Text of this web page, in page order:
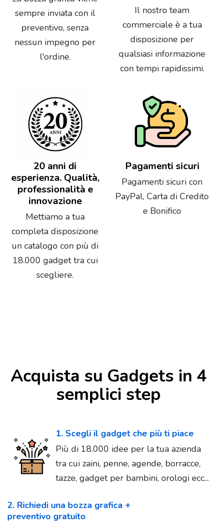
sempre inviata con il
preventivo, senza
nessun impegno per
l'ordine.
Il nostro team
commerciale è a tua
disposizione per
qualsiasi informazione
con tempi rapidissimi.
20 anni di
esperienza. Qualità,
professionalità e
innovazione
Mettiamo a tua
completa disposizione
un catalogo con più di
18.000 gadget tra cui
scegliere.
Pagamenti sicuri
Pagamenti sicuri con
PayPal, Carta di Credito
e Bonifico
Acquista su Gadgets in 4
semplici step
1. Scegli il gadget che più ti piace
Più di 18.000 idee per la tua azienda
tra cui zaini, penne, agende, borracce,
tazze, gadget per bambini, orologi ecc...
2. Richiedi una bozza grafica +
preventivo gratuito